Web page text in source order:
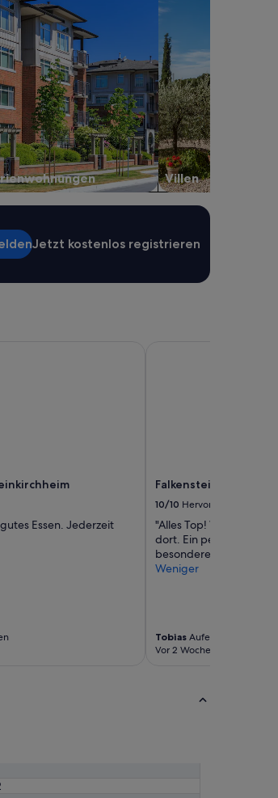
Villen
Jetzt kostenlos registrieren
Essen. Jederzeit
Falkensteiner Hotel
10/10 Hervorragend
"Alles Top! Wir waren
dort. Ein perfekter
besonderes Lob an die
Weniger
TobiasAufenthalt von 6
Vor 2 Wochen gepostet